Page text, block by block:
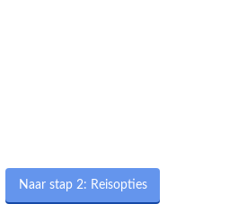
Naar stap 2: Reisopties